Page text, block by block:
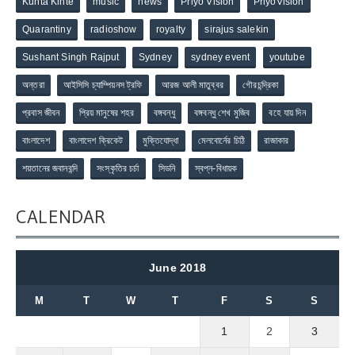
Quarantiny radioshow royalty sirajus salekin
Sushant Singh Rajput Sydney sydney event youtube
অন্তরা আইসিসি চ্যাম্পিয়নস ট্রফি আরজ আলী মাতুব্বর গৌরচন্দ্রিকা
প্রবাস জীবন প্রিয় মানুষের শহর বঙ্গবন্ধু বঙ্গবন্ধু শেখ মুজিব বহে যায় দিন
বাংলাদেশ বাংলাদেশ ক্রিকেট মুক্তিযোদ্ধা মেলবোর্নের চিঠি রাজাকার
শয়তানের জবানবন্দি সংস্কৃতির চর্চা সিডনি স্বপ্ন-বিধায়ক
CALENDAR
June 2018
M T W T F S S
1 2 3